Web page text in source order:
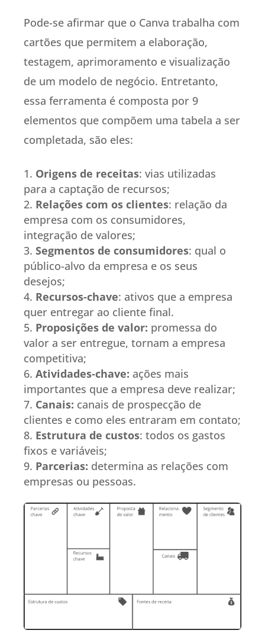
Pode-se afirmar que o Canva trabalha com
cartões que permitem a elaboração,
testagem, aprimoramento e visualização
de um modelo de negócio. Entretanto,
essa ferramenta é composta por 9
elementos que compõem uma tabela a ser
completada, são eles:
Origens de receitas: vias utilizadas
para a captação de recursos;
Relações com os clientes: relação da
empresa com os consumidores,
integração de valores;
Segmentos de consumidores: qual o
público-alvo da empresa e os seus
desejos;
Recursos-chave: ativos que a empresa
quer entregar ao cliente final.
Proposições de valor: promessa do
valor a ser entregue, tornam a empresa
competitiva;
Atividades-chave: ações mais
importantes que a empresa deve realizar;
Canais: canais de prospecção de
clientes e como eles entraram em contato;
Estrutura de custos: todos os gastos
fixos e variáveis;
Parcerias: determina as relações com
empresas ou pessoas.